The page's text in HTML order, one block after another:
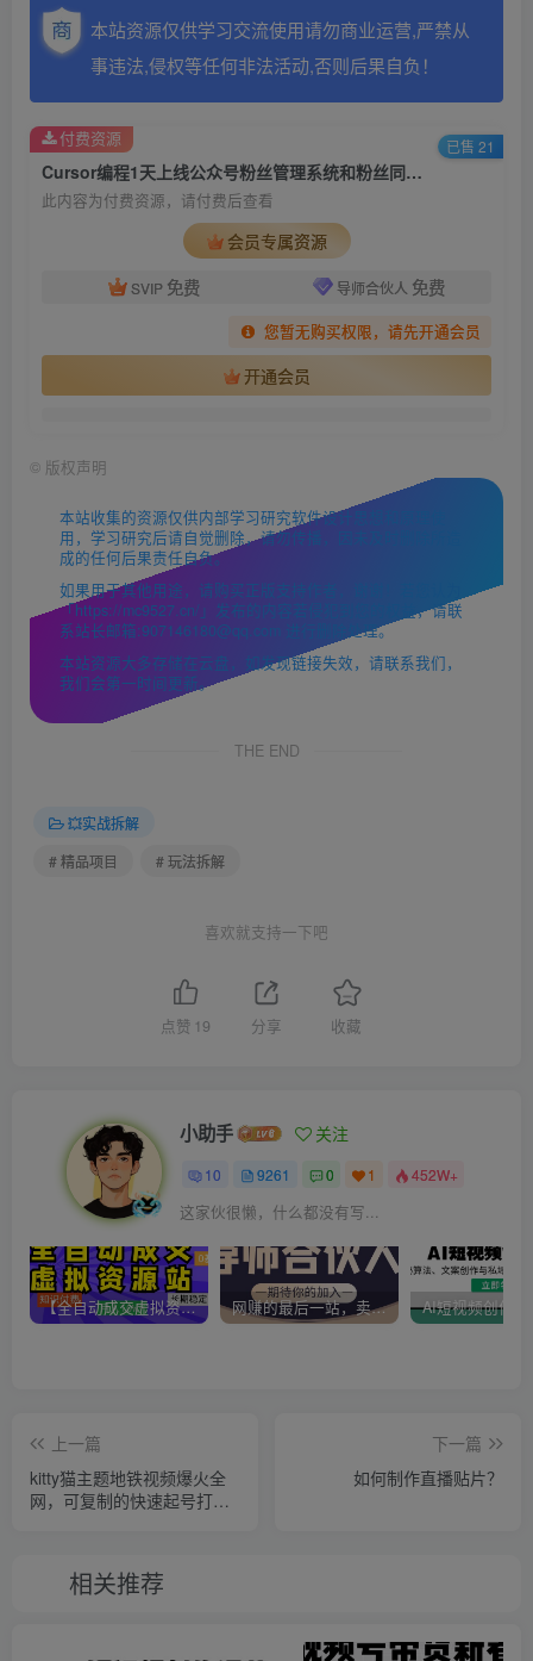
本站资源仅供学习交流使用请勿商业运营,严禁从
事违法,侵权等任何非法活动,否则后果自负！
Cursor编程1天上线公众号粉丝管理系统和粉丝同步谷歌插件
此内容为付费资源，请付费后查看
会员专属资源
SVIP 免费 导师合伙人 免费
您暂无购买权限，请先开通会员
开通会员
付费资源 已售 21
© 版权声明
本站收集的资源仅供内部学习研究软件设计思想和原理使
用，学习研究后请自觉删除，请勿传播，因未及时删除所造
成的任何后果责任自负。
如果用于其他用途，请购买正版支持作者，谢谢！若您认为
「https://mc9527.cn/」发布的内容若侵犯到您的权益，请联
系站长邮箱:907146180@qq.com 进行删除处理。
本站资源大多存储在云盘，如发现链接失效，请联系我们，
我们会第一时间更新。
THE END
💥实战拆解
# 精品项目
# 玩法拆解
喜欢就支持一下吧
点赞 19 分享 收藏
小助手 关注
10 9261 0 1 452W+
这家伙很懒，什么都没有写...
【全自动成交虚拟资源站】站长唯一陪跑项目！月入10W+~长期稳定~ 网赚的最后一站，卖项目！做网赚顶级猎食者~
上一篇
kitty猫主题地铁视频爆火全
网，可复制的快速起号打
下一篇
如何制作直播贴片？
相关推荐